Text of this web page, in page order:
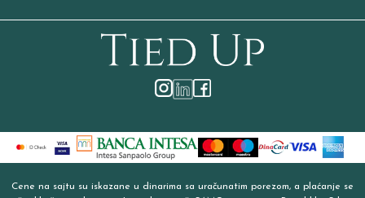
Cene na sajtu su iskazane u dinarima sa uračunatim porezom, a plaćanje se